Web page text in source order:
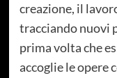
creazione, il
tracciando nuovi
prima volta che
accoglie le opere